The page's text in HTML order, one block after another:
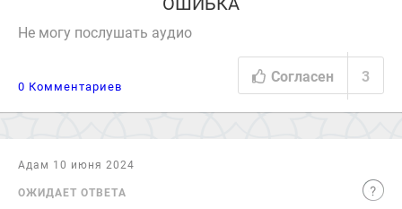
Не могу послушать аудио
0 Комментариев
Согласен 3
Адам 10 июня 2024
ОЖИДАЕТ ОТВЕТА